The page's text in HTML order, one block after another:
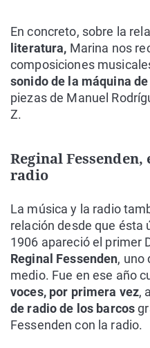
En concreto, sobre la
literatura, Marina nos
composiciones
sonido de la máquina
piezas de Manuel
Z.
Reginal
radio
La música y la radio
relación desde que ésta
1906 apareció el primer
Reginal Fessenden, uno
medio. Fue en ese año
voces, por primera vez,
de radio de los barcos
Fessenden con la radio.